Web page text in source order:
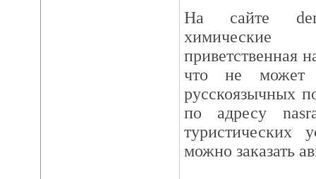
На сайте
химические
приветственная
что не может
русскоязычных
по адресу
можно заказать